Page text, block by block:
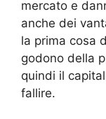
mercato e
anche dei
la prima cosa
godono della
quindi il
fallire.